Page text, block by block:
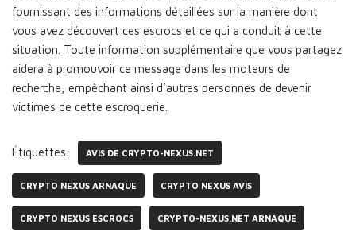
fournissant des informations détaillées sur la manière dont
vous avez découvert ces escrocs et ce qui a conduit à cette
situation. Toute information supplémentaire que vous partagez
aidera à promouvoir ce message dans les moteurs de
recherche, empêchant ainsi d’autres personnes de devenir
victimes de cette escroquerie.
Étiquettes: AVIS DE CRYPTO-NEXUS.NET
CRYPTO NEXUS ARNAQUE CRYPTO NEXUS AVIS
CRYPTO NEXUS ESCROCS CRYPTO-NEXUS.NET ARNAQUE